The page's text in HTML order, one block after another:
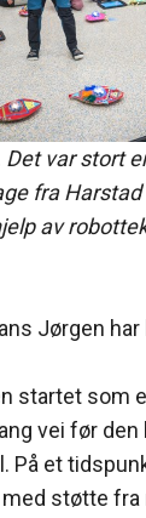
Det var stort
fra
av
Jørgen har
startet som
vei før den
På et
støtte fra